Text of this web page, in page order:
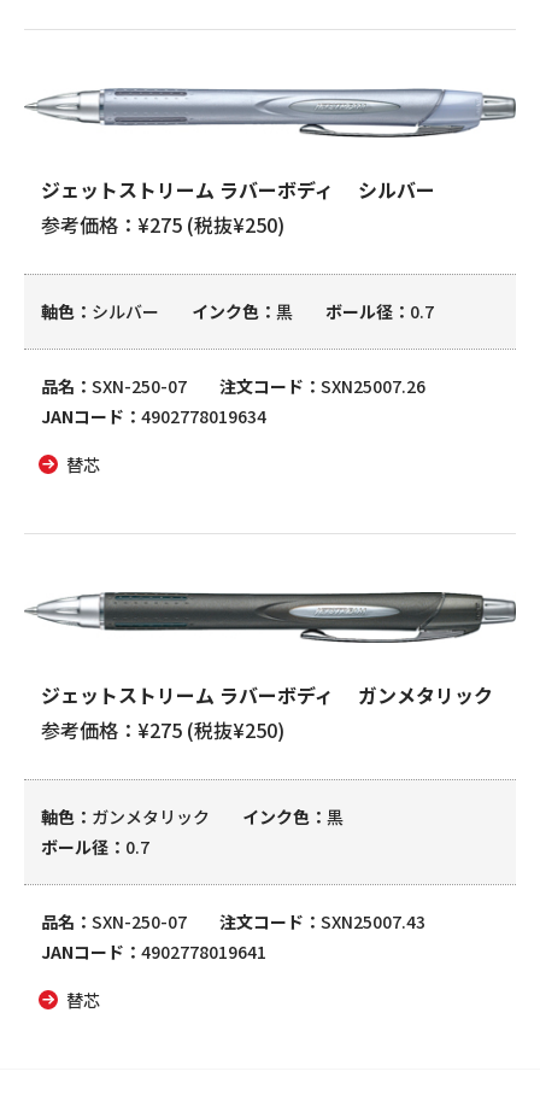
ジェットストリーム ラバーボディ シルバー
参考価格：¥275 (税抜¥250)
軸色 シルバー インク色 黒 ボール径 0.7
品名 SXN-250-07 注文コード
SXN25007.26
JANコード
4902778019634
替芯
ジェットストリーム ラバーボディ ガンメタリック
参考価格：¥275 (税抜¥250)
軸色 ガンメタリック インク色
黒
ボール径
0.7
品名 SXN-250-07 注文コード
SXN25007.43
JANコード
4902778019641
替芯